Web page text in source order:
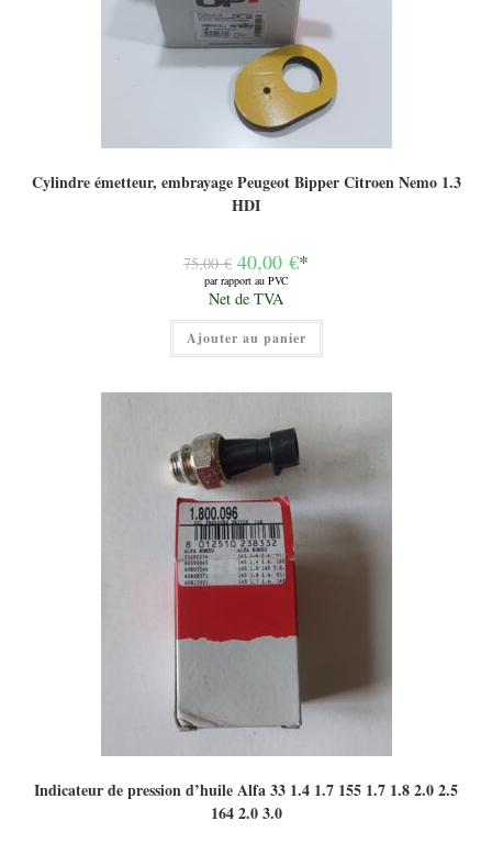
Cylindre émetteur, embrayage Peugeot Bipper Citroen Nemo 1.3
HDI
75,00€ Le
prix
initial
était :
75,00 €.
40,00 €*
par rapport au PVC
Le
prix
actuel
est :
40,00 €.
Net de TVA
Ajouter au panier
Indicateur de pression d’huile Alfa 33 1.4 1.7 155 1.7 1.8 2.0 2.5
164 2.0 3.0